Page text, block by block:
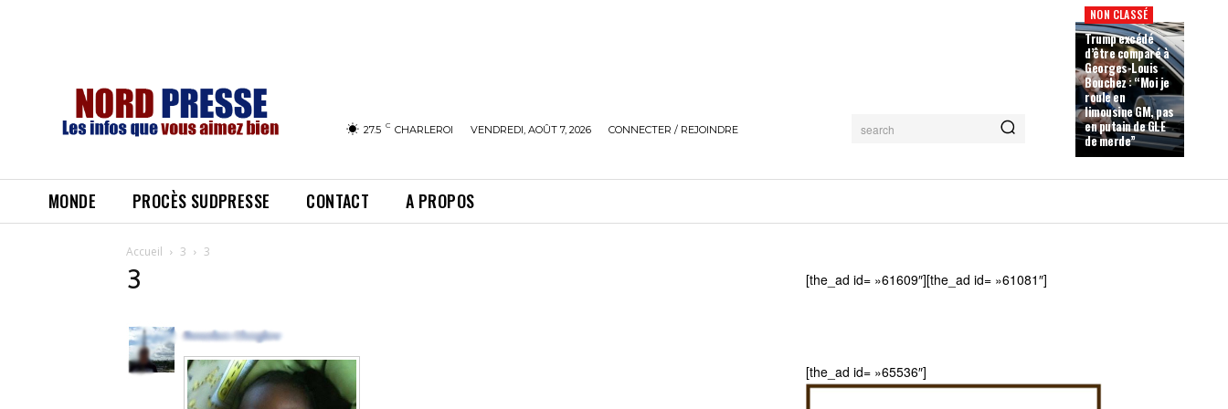
27.5 C CHARLEROI VENDREDI, AOÛT 7, 2026 CONNECTER / REJOINDRE search
NON CLASSÉ
Trump excédé
d’être comparé à
Georges-Louis
Bouchez : “Moi je
roule en
limousine GM, pas
en putain de GLE
de merde”
MONDE PROCÈS SUDPRESSE CONTACT A PROPOS
Accueil 3 3
3 [the_ad id= »61609″][the_ad id= »61081″]
[the_ad id= »65536″]